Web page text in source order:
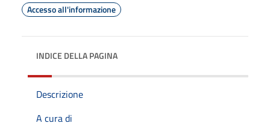
Accesso all'informazione
INDICE DELLA PAGINA
Descrizione
A cura di